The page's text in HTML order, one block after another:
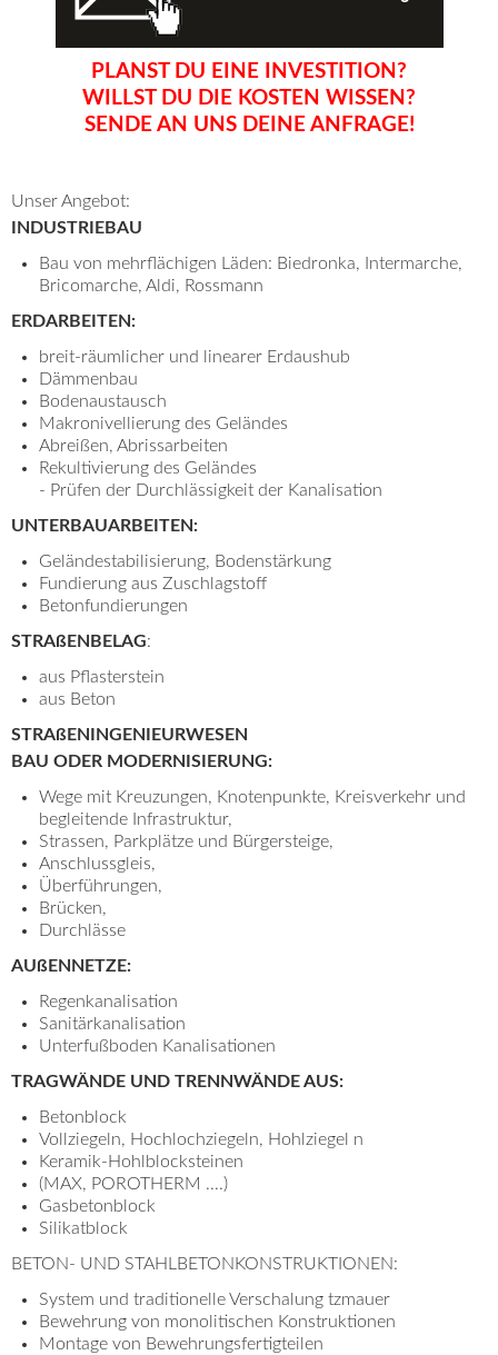
PLANST DU EINE INVESTITION?
WILLST DU DIE KOSTEN WISSEN?
SENDE AN UNS DEINE ANFRAGE!
Unser Angebot:
INDUSTRIEBAU
Bau von mehrflächigen Läden: Biedronka, Intermarche,
Bricomarche, Aldi, Rossmann
ERDARBEITEN:
breit-räumlicher und linearer Erdaushub
Dämmenbau
Bodenaustausch
Makronivellierung des Geländes
Abreißen, Abrissarbeiten
Rekultivierung des Geländes
- Prüfen der Durchlässigkeit der Kanalisation
UNTERBAUARBEITEN:
Geländestabilisierung, Bodenstärkung
Fundierung aus Zuschlagstoff
Betonfundierungen
STRAßENBELAG:
aus Pflasterstein
aus Beton
STRAßENINGENIEURWESEN
BAU ODER MODERNISIERUNG:
Wege mit Kreuzungen, Knotenpunkte, Kreisverkehr und
begleitende Infrastruktur,
Strassen, Parkplätze und Bürgersteige,
Anschlussgleis,
Überführungen,
Brücken,
Durchlässe
AUßENNETZE:
Regenkanalisation
Sanitärkanalisation
Unterfußboden Kanalisationen
TRAGWÄNDE UND TRENNWÄNDE AUS:
Betonblock
Vollziegeln, Hochlochziegeln, Hohlziegel n
Keramik-Hohlblocksteinen
(MAX, POROTHERM ....)
Gasbetonblock
Silikatblock
BETON- UND STAHLBETONKONSTRUKTIONEN:
System und traditionelle Verschalung tzmauer
Bewehrung von monolitischen Konstruktionen
Montage von Bewehrungsfertigteilen